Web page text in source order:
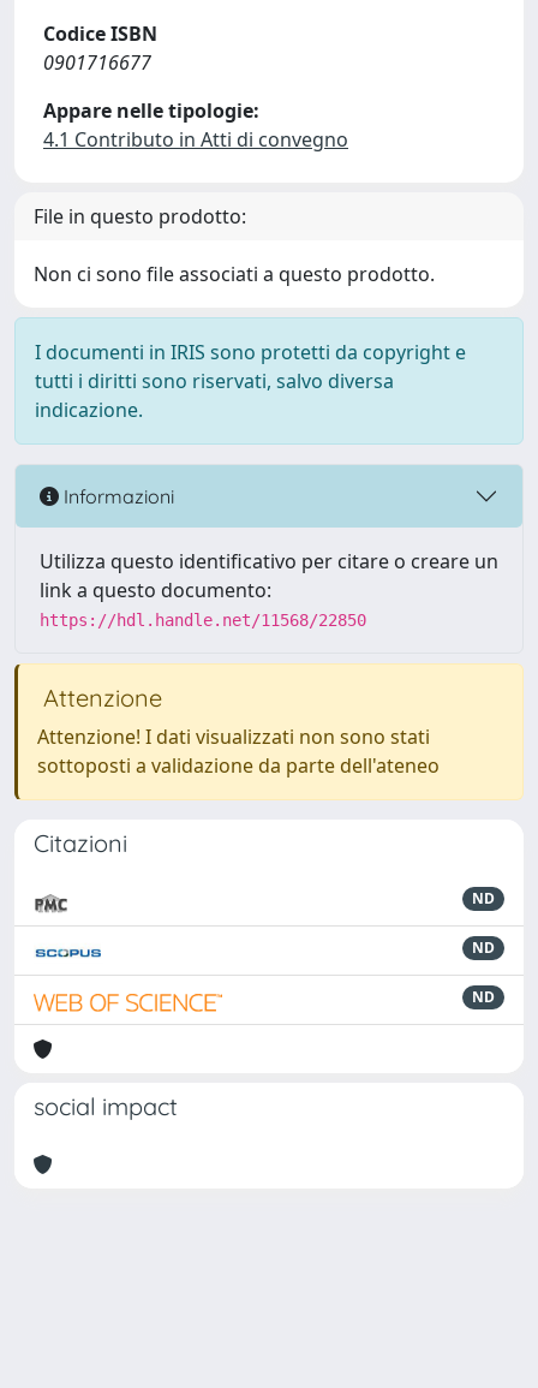
Codice ISBN
0901716677
Appare nelle tipologie:
4.1 Contributo in Atti di convegno
File in questo prodotto:
Non ci sono file associati a questo prodotto.
I documenti in IRIS sono protetti da copyright e
tutti i diritti sono riservati, salvo diversa
indicazione.
Informazioni
Utilizza questo identificativo per citare o creare un
link a questo documento:
https://hdl.handle.net/11568/22850
Attenzione
Attenzione! I dati visualizzati non sono stati
sottoposti a validazione da parte dell'ateneo
Citazioni
ND
ND
ND
social impact